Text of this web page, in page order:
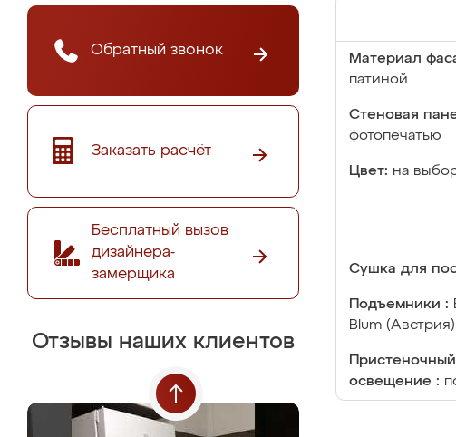
Обратный звонок
Заказать расчёт
Бесплатный вызов
дизайнера-
замерщика
Отзывы наших клиентов
Материал
патиной
Стеновая
фотопечатью
Цвет: на
Сушка для
Подъемники :
Blum
освещение :